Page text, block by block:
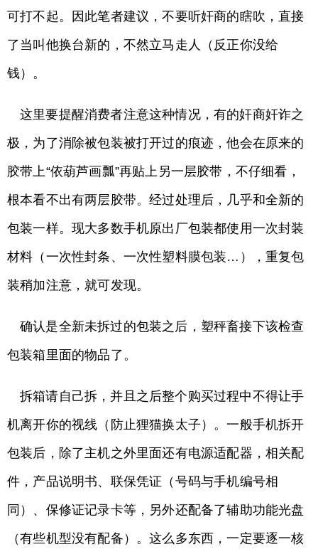
可打不起。因此笔者建议，不要听奸商的瞎吹，直接
了当叫他换台新的，不然立马走人（反正你没给
钱）。
这里要提醒消费者注意这种情况，有的奸商奸诈之
极，为了消除被包装被打开过的痕迹，他会在原来的
胶带上“依葫芦画瓢”再贴上另一层胶带，不仔细看，
根本看不出有两层胶带。经过处理后，几乎和全新的
包装一样。现大多数手机原出厂包装都使用一次封装
材料（一次性封条、一次性塑料膜包装…），重复包
装稍加注意，就可发现。
确认是全新未拆过的包装之后，塑秤畜接下该检查
包装箱里面的物品了。
拆箱请自己拆，并且之后整个购买过程中不得让手
机离开你的视线（防止狸猫换太子）。一般手机拆开
包装后，除了主机之外里面还有电源适配器，相关配
件，产品说明书、联保凭证（号码与手机编号相
同）、保修证记录卡等，另外还配备了辅助功能光盘
（有些机型没有配备）。这么多东西，一定要逐一核